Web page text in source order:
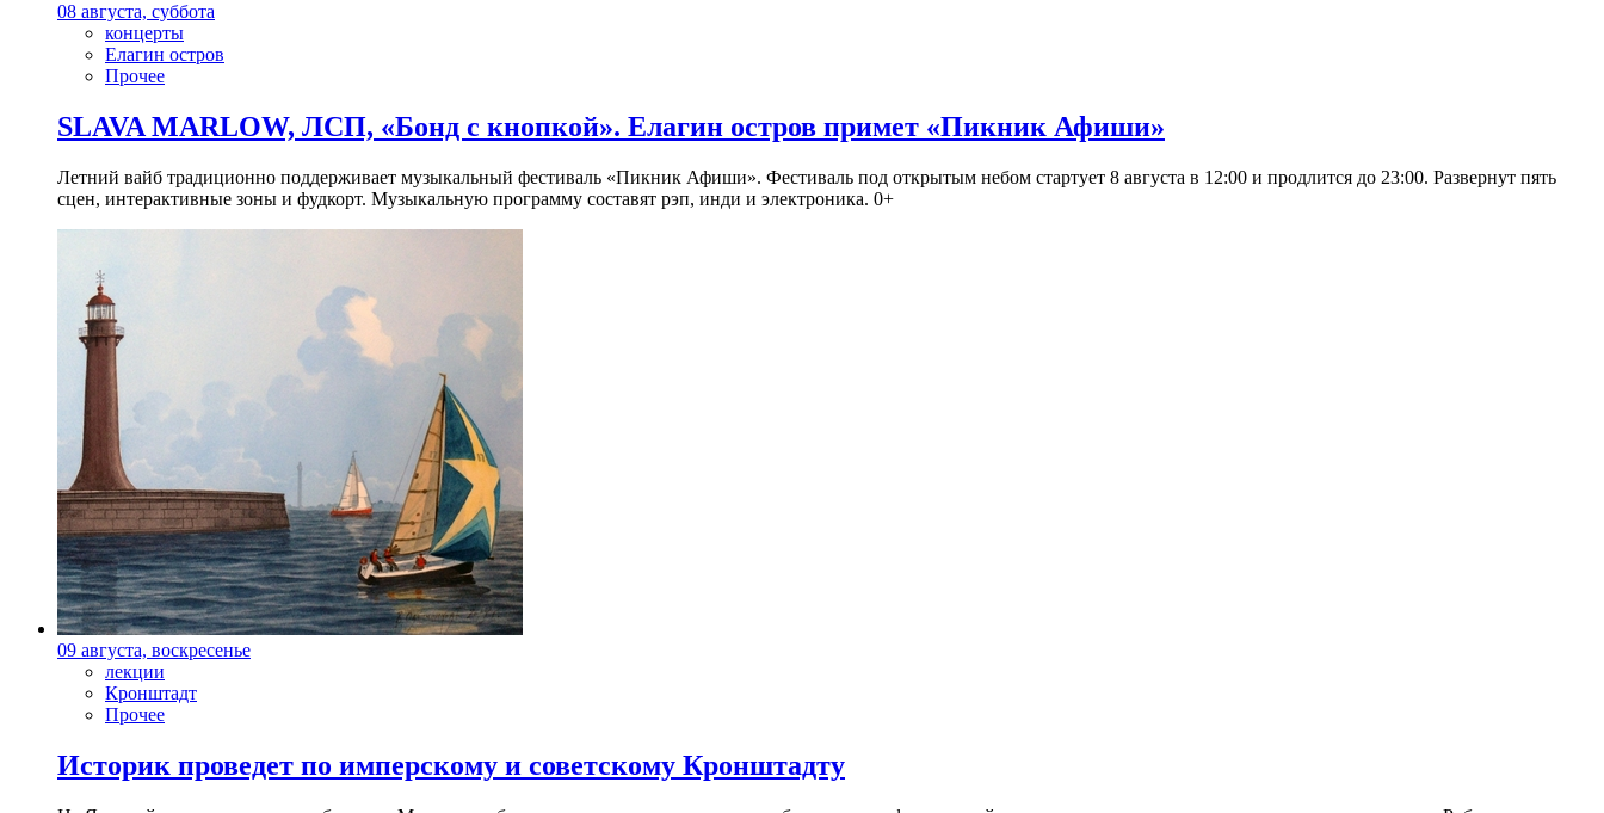
08 августа, суббота
концерты
Елагин остров
Прочее
SLAVA MARLOW, ЛСП, «Бонд с кнопкой». Елагин остров примет «Пикник Афиши»
Летний вайб традиционно поддерживает музыкальный фестиваль «Пикник Афиши». Фестиваль под открытым небом стартует 8 августа в 12:00 и продлится до 23:00. Развернут пять
сцен, интерактивные зоны и фудкорт. Музыкальную программу составят рэп, инди и электроника. 0+
09 августа, воскресенье
лекции
Кронштадт
Прочее
Историк проведет по имперскому и советскому Кронштадту